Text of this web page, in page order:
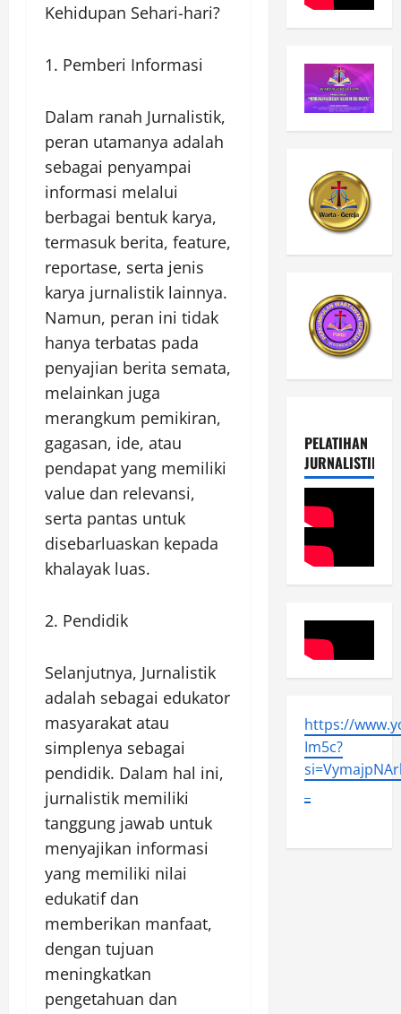
Kehidupan Sehari-hari?
1. Pemberi Informasi
Dalam ranah Jurnalistik,
peran utamanya adalah
sebagai penyampai
informasi melalui
berbagai bentuk karya,
termasuk berita, feature,
reportase, serta jenis
karya jurnalistik lainnya.
Namun, peran ini tidak
hanya terbatas pada
penyajian berita semata,
melainkan juga
merangkum pemikiran,
gagasan, ide, atau
pendapat yang memiliki
value dan relevansi,
serta pantas untuk
disebarluaskan kepada
khalayak luas.
2. Pendidik
Selanjutnya, Jurnalistik
adalah sebagai edukator
masyarakat atau
simplenya sebagai
pendidik. Dalam hal ini,
jurnalistik memiliki
tanggung jawab untuk
menyajikan informasi
yang memiliki nilai
edukatif dan
memberikan manfaat,
dengan tujuan
meningkatkan
pengetahuan dan
PELATIHAN
JURNALISTIK
https://
Im5c?